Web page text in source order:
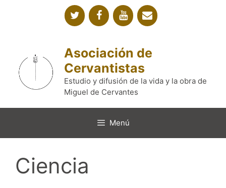
Asociación de
Cervantistas
Estudio y difusión de la vida y la obra de
Miguel de Cervantes
Menú
Ciencia